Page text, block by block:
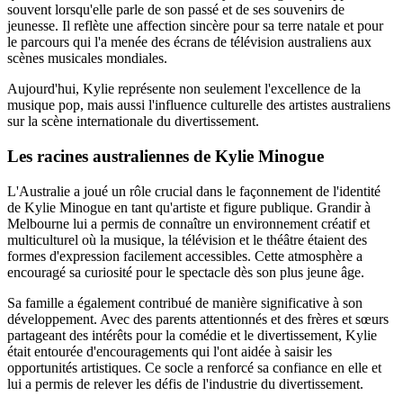
souvent lorsqu'elle parle de son passé et de ses souvenirs de
jeunesse. Il reflète une affection sincère pour sa terre natale et pour
le parcours qui l'a menée des écrans de télévision australiens aux
scènes musicales mondiales.
Aujourd'hui, Kylie représente non seulement l'excellence de la
musique pop, mais aussi l'influence culturelle des artistes australiens
sur la scène internationale du divertissement.
Les racines australiennes de Kylie Minogue
L'Australie a joué un rôle crucial dans le façonnement de l'identité
de Kylie Minogue en tant qu'artiste et figure publique. Grandir à
Melbourne lui a permis de connaître un environnement créatif et
multiculturel où la musique, la télévision et le théâtre étaient des
formes d'expression facilement accessibles. Cette atmosphère a
encouragé sa curiosité pour le spectacle dès son plus jeune âge.
Sa famille a également contribué de manière significative à son
développement. Avec des parents attentionnés et des frères et sœurs
partageant des intérêts pour la comédie et le divertissement, Kylie
était entourée d'encouragements qui l'ont aidée à saisir les
opportunités artistiques. Ce socle a renforcé sa confiance en elle et
lui a permis de relever les défis de l'industrie du divertissement.